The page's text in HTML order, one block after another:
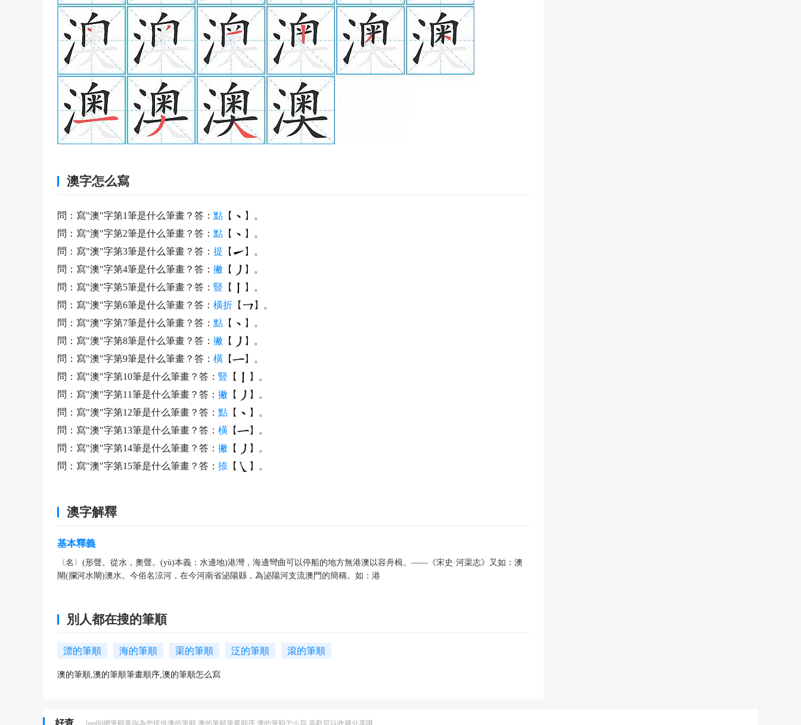
澳字怎么寫
問：寫"澳"字第1筆是什么筆畫？答： 點 【
】。
問：寫"澳"字第2筆是什么筆畫？答： 點 【
】。
問：寫"澳"字第3筆是什么筆畫？答： 提 【
】。
問：寫"澳"字第4筆是什么筆畫？答： 撇 【
】。
問：寫"澳"字第5筆是什么筆畫？答： 豎 【
】。
問：寫"澳"字第6筆是什么筆畫？答： 橫折 【
】。
問：寫"澳"字第7筆是什么筆畫？答： 點 【
】。
問：寫"澳"字第8筆是什么筆畫？答： 撇 【
】。
問：寫"澳"字第9筆是什么筆畫？答： 橫 【
】。
問：寫"澳"字第10筆是什么筆畫？答： 豎 【
】。
問：寫"澳"字第11筆是什么筆畫？答： 撇 【
】。
問：寫"澳"字第12筆是什么筆畫？答： 點 【
】。
問：寫"澳"字第13筆是什么筆畫？答： 橫 【
】。
問：寫"澳"字第14筆是什么筆畫？答： 撇 【
】。
問：寫"澳"字第15筆是什么筆畫？答： 捺 【 】。
澳字解釋
基本釋義
〈名〉(形聲。從水，奧聲。(yù)本義：水邊地)港灣，海邊彎曲可以停船的地方無港澳以容舟楫。——《宋史·河渠志》又如：澳
閘(攔河水閘)澳水。今俗名涼河，在今河南省泌陽縣，為泌陽河支流澳門的簡稱。如：港
別人都在搜的筆順
漂的筆順 海的筆順 渠的筆順 泛的筆順 滾的筆順
澳的筆順,澳的筆順筆畫順序,澳的筆順怎么寫
好查 hao86網筆順查詢為您提供澳的筆順,澳的筆順筆畫順序,澳的筆順怎么寫,喜歡可以收藏分享哦